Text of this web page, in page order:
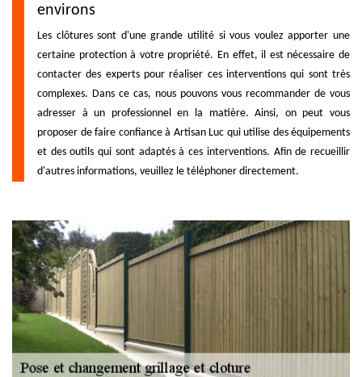
environs
Les clôtures sont d'une grande utilité si vous voulez apporter une
certaine protection à votre propriété. En effet, il est nécessaire de
contacter des experts pour réaliser ces interventions qui sont très
complexes. Dans ce cas, nous pouvons vous recommander de vous
adresser à un professionnel en la matière. Ainsi, on peut vous
proposer de faire confiance à Artisan Luc qui utilise des équipements
et des outils qui sont adaptés à ces interventions. Afin de recueillir
d'autres informations, veuillez le téléphoner directement.